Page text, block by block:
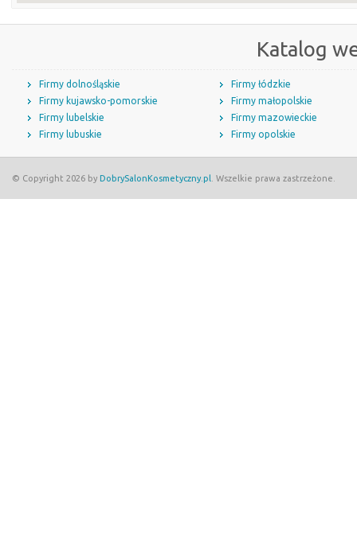
Katalog
Firmy dolnośląskie
Firmy kujawsko-pomorskie
Firmy lubelskie
Firmy lubuskie
Firmy łódzkie
Firmy małopolskie
Firmy mazowieckie
Firmy opolskie
© Copyright 2026 by DobrySalonKosmetyczny.pl . Wszelkie prawa zastrzeżone.